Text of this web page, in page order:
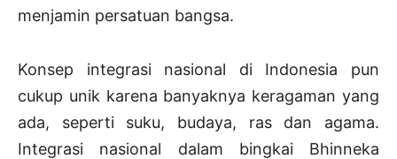
menjamin persatuan bangsa.
Konsep integrasi nasional di Indonesia pun
cukup unik karena banyaknya keragaman yang
ada, seperti suku, budaya, ras dan agama.
Integrasi nasional dalam bingkai Bhinneka